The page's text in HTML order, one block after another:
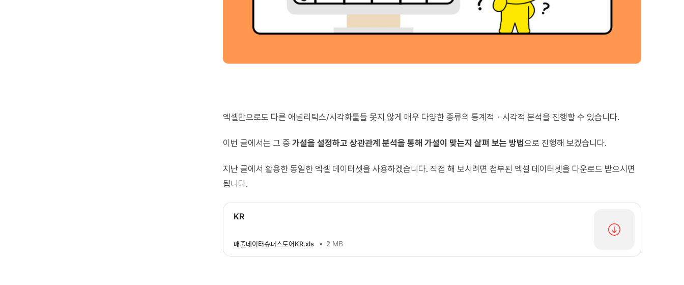
엑셀만으로도 다른 애널리틱스/시각화툴들 못지 않게 매우 다양한 종류의 통계적・시각적 분석을 진행할 수 있습니다.
이번 글에서는 그 중 가설을 설정하고 상관관계 분석을 통해 가설이 맞는지 살펴 보는 방법 으로 진행해 보겠습니다.
지난 글에서 활용한 동일한 엑셀 데이터셋을 사용하겠습니다. 직접 해 보시려면 첨부된 엑셀 데이터셋을 다운로드 받으시면
됩니다.
KR
매출데이터슈퍼스토어KR.xls 2 MB